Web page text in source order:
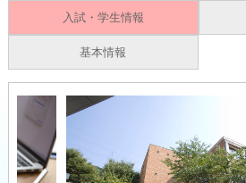
入試・学生情報
基本情報